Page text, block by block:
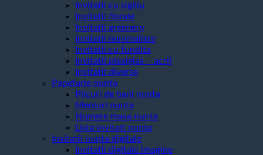
Invitatii cu sigiliu
Invitatii florale
Invitatii greenery
Invitatii minimaliste
Invitatii cu fundita
Invitatii plexiglas – acril
Invitatii diverse
Papetarie nunta
Plicuri de bani nunta
Meniuri nunta
Numere masa nunta
Lista invitati nunta
Invitatii nunta digitale
Invitatii digitale imagine